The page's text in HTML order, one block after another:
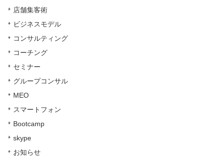
店舗集客術
ビジネスモデル
コンサルティング
コーチング
セミナー
グループコンサル
MEO
スマートフォン
Bootcamp
skype
お知らせ